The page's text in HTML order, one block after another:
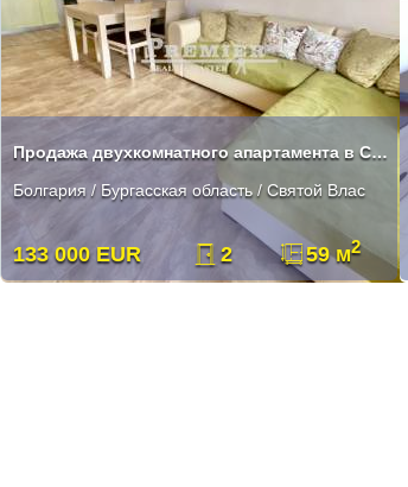
Продажа двухкомнатного апартамента в Святом Власе с видом на море
Болгария / Бургасская область / Святой Влас
133 000 EUR 2 59 м2